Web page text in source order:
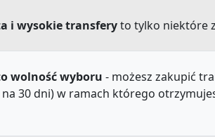
i wysokie transferyto tylko niektóre
wolność wyboru - możesz zakupić
30 dni) w ramach którego